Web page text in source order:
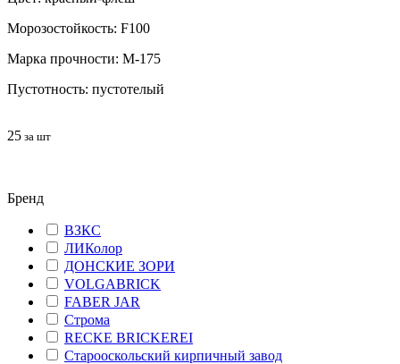
Морозостойкость: F100
Марка прочности: М-175
Пустотность: пустотелый
25 за шт
Бренд
ВЗКС
ЛИКолор
ДОНСКИЕ ЗОРИ
VOLGABRICK
FABER JAR
Строма
RECKE BRICKEREI
Старооскольский кирпичный завод